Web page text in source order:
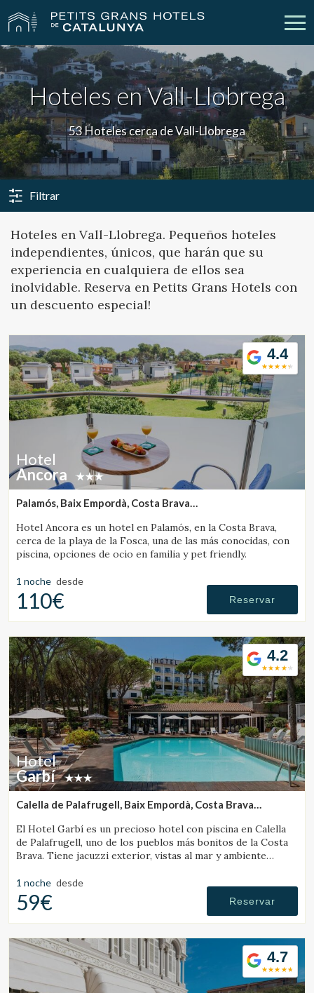
Nuestros Hoteles Escapadas
Bodas Empresas
Cheques Regalo Descubre Catalunya
vpn_key Iniciar sesión person Crear cuenta
CA ES EN FR
Hoteles en Vall-Llobrega
53 Hoteles cerca de Vall-Llobrega
Filtrar
Hoteles en Vall-Llobrega. Pequeños hoteles
independientes, únicos, que harán que su
experiencia en cualquiera de ellos sea
inolvidable. Reserva en Petits Grans Hotels con
un descuento especial!
4.4
Hotel
Ancora
Palamós, Baix Empordà, Costa Brava
Hotel Ancora es un hotel en Palamós, en la Costa Brava,
cerca de la playa de la Fosca, una de las más conocidas, con
piscina, opciones de ocio en familia y pet friendly.
1 noche desde
110€ Reservar
4.2
Hotel
Garbí
Calella de Palafrugell, Baix Empordà, Costa Brava
El Hotel Garbí es un precioso hotel con piscina en Calella
de Palafrugell, uno de los pueblos más bonitos de la Costa
Brava. Tiene jacuzzi exterior, vistas al mar y ambiente
1 noche desde
59€ Reservar
4.7